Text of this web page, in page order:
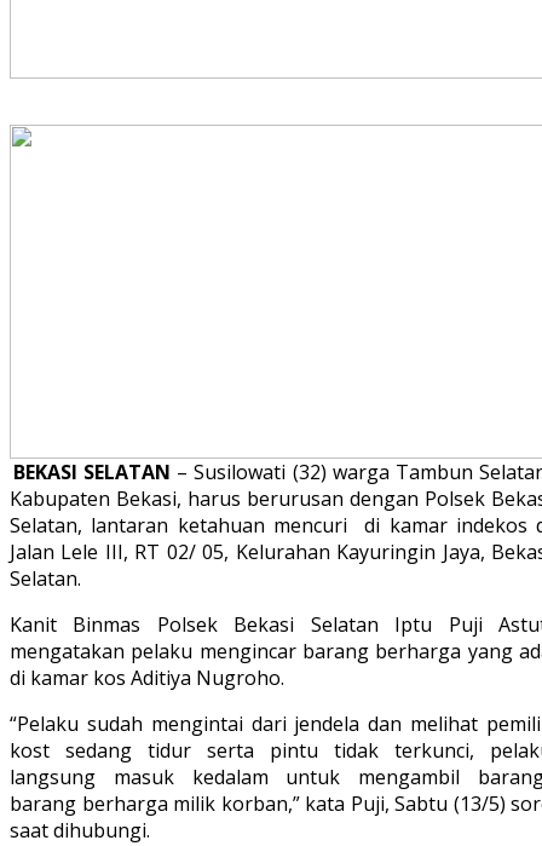
BEKASI SELATAN – Susilowati (32) warga Tambun
Kabupaten Bekasi, harus berurusan dengan Polsek
Selatan, lantaran ketahuan mencuri di kamar indekos
Jalan Lele III, RT 02/ 05, Kelurahan Kayuringin Jaya,
Selatan.
Kanit Binmas Polsek Bekasi Selatan Iptu Puji
mengatakan pelaku mengincar barang berharga yang
di kamar kos Aditiya Nugroho.
“Pelaku sudah mengintai dari jendela dan melihat
kost sedang tidur serta pintu tidak terkunci,
langsung masuk kedalam untuk mengambil
barang berharga milik korban,” kata Puji, Sabtu (13/5)
saat dihubungi.